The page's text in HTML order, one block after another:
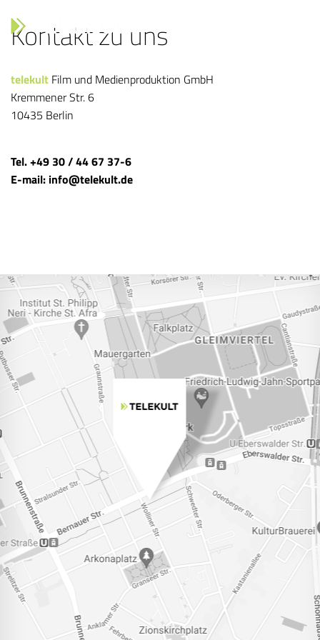
Kontakt zu uns
telekult Film und Medienproduktion GmbH
Kremmener Str. 6
10435 Berlin
Tel. +49 30 / 44 67 37-6
E-mail: info@telekult.de